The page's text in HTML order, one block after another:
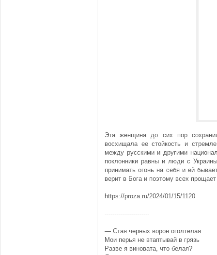
Эта женщина до сих пор
восхищала ее стойкость и
между русскими и другими
поклонники равны и люди с
принимать огонь на себя и ей
верит в Бога и поэтому всех
https://proza.ru/2024/01/15/1120
-----------------------
— Стая черных ворон оголтелая
Мои перья не втаптывай в грязь
Разве я виновата, что белая?